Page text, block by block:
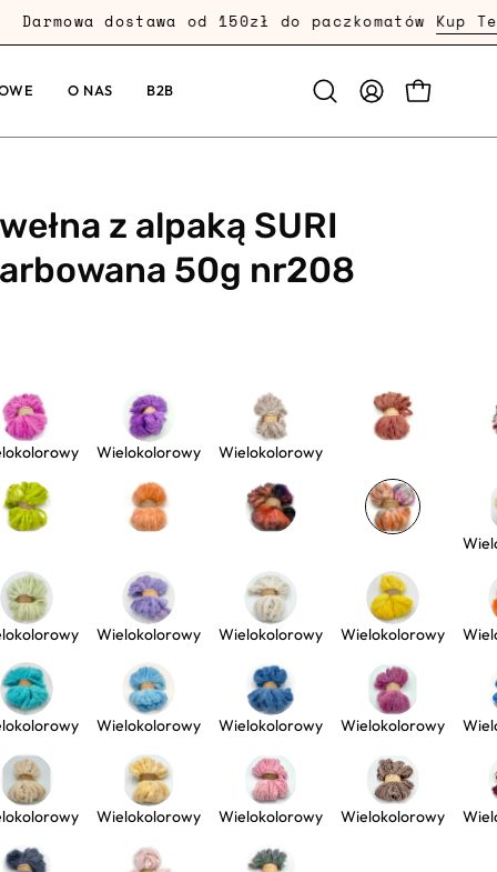
dostawa od 150zł do paczkomatówKup Teraz
O NAS B2B
OtwórzMOJE
PRZEJDŹ
z alpaką SURI
50g nr208
Wielokolorowy Wielokolorowy
Wielokolorowy Wielokolorowy Wielokolorowy
Wielokolorowy Wielokolorowy Wielokolorowy
Wielokolorowy Wielokolorowy Wielokolorowy